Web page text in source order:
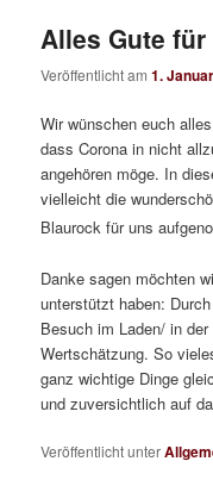
Alles Gute für
Veröffentlicht am1.
Wir wünschen euch
dass Corona in nicht
angehören möge. In
vielleicht die
Blaurock für uns
Danke sagen möchten
unterstützt haben:
Besuch im Laden/ in
Wertschätzung. So
ganz wichtige Dinge
und zuversichtlich auf
Veröffentlicht unter